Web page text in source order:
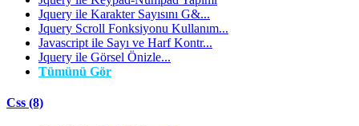
Jquery ile Karakter Sayısını G&...
Jquery Scroll Fonksiyonu Kullanım...
Javascript ile Sayı ve Harf Kontr...
Jquery ile Görsel Önizle...
Tümünü Gör
Css (8)